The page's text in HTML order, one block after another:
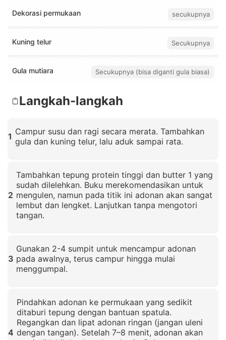
Dekorasi permukaan secukupnya
Kuning telur Secukupnya
Gula mutiara Secukupnya (bisa diganti gula biasa)
Langkah-langkah
1 Campur susu dan ragi secara merata. Tambahkan
gula dan kuning telur, lalu aduk sampai rata.
2
Tambahkan tepung protein tinggi dan butter 1 yang
sudah dilelehkan. Buku merekomendasikan untuk
mengulen, namun pada titik ini adonan akan sangat
lembut dan lengket. Lanjutkan tanpa mengotori
tangan.
3
Gunakan 2-4 sumpit untuk mencampur adonan
pada awalnya, terus campur hingga mulai
menggumpal.
4
Pindahkan adonan ke permukaan yang sedikit
ditaburi tepung dengan bantuan spatula.
Regangkan dan lipat adonan ringan (jangan uleni
dengan tangan). Setelah 7–8 menit, adonan akan